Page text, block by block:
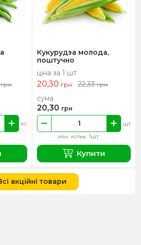
грн
кг
Кукурудза молода,
поштучно
ціна за 1 шт
20,30 грн 22,33грн
мін. кільк. 1шт
шт
сума
20,30 грн
Купити
акційні товари